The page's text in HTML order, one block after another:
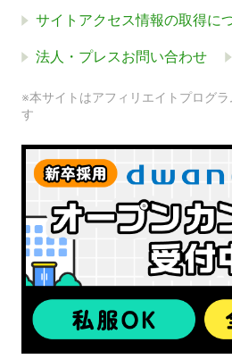
サイトアクセス情報の取得に
法人・プレスお問い合わせ
※本サイトはアフィリエイトプログ
す